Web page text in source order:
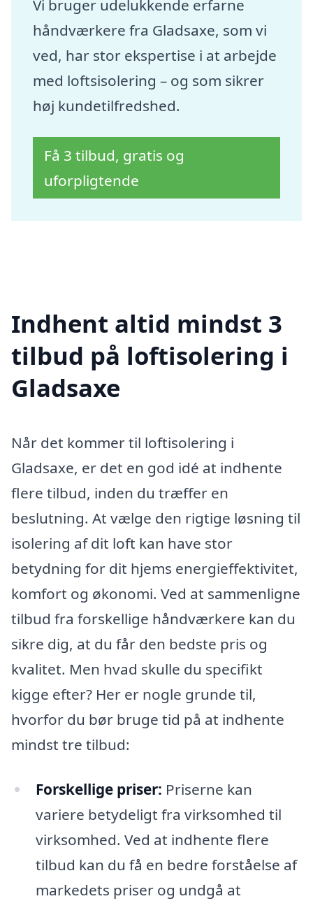
Vi bruger udelukkende erfarne
håndværkere fra Gladsaxe, som vi
ved, har stor ekspertise i at arbejde
med loftsisolering – og som sikrer
høj kundetilfredshed.
Få 3 tilbud, gratis og
uforpligtende
Indhent altid mindst 3
tilbud på loftisolering i
Gladsaxe
Når det kommer til loftisolering i
Gladsaxe, er det en god idé at indhente
flere tilbud, inden du træffer en
beslutning. At vælge den rigtige løsning til
isolering af dit loft kan have stor
betydning for dit hjems energieffektivitet,
komfort og økonomi. Ved at sammenligne
tilbud fra forskellige håndværkere kan du
sikre dig, at du får den bedste pris og
kvalitet. Men hvad skulle du specifikt
kigge efter? Her er nogle grunde til,
hvorfor du bør bruge tid på at indhente
mindst tre tilbud:
Forskellige priser: Priserne kan
variere betydeligt fra virksomhed til
virksomhed. Ved at indhente flere
tilbud kan du få en bedre forståelse af
markedets priser og undgå at